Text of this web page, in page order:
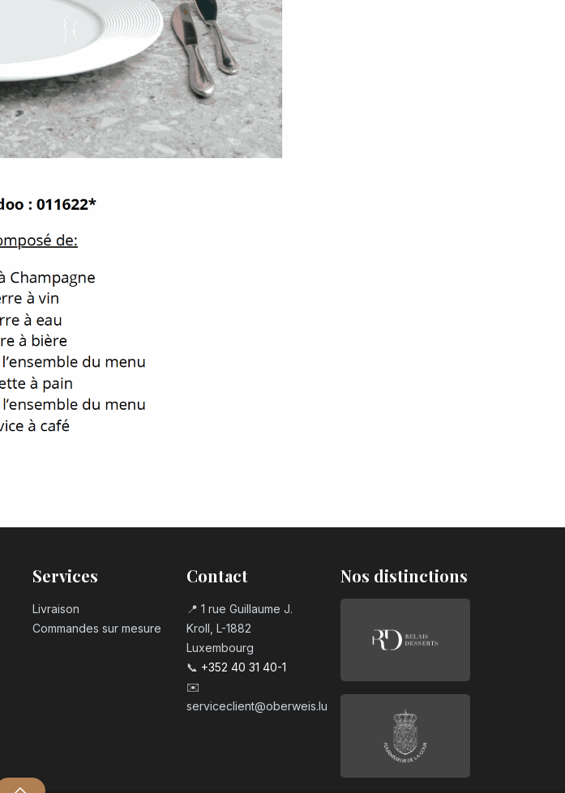
Services
Livraison
Commandes sur mesure
Contact
📍 1 rue Guillaume J.
Kroll, L-1882
Luxembourg
📞 +352 40 31 40-1
✉️
serviceclient@oberweis.lu
Nos distinctions